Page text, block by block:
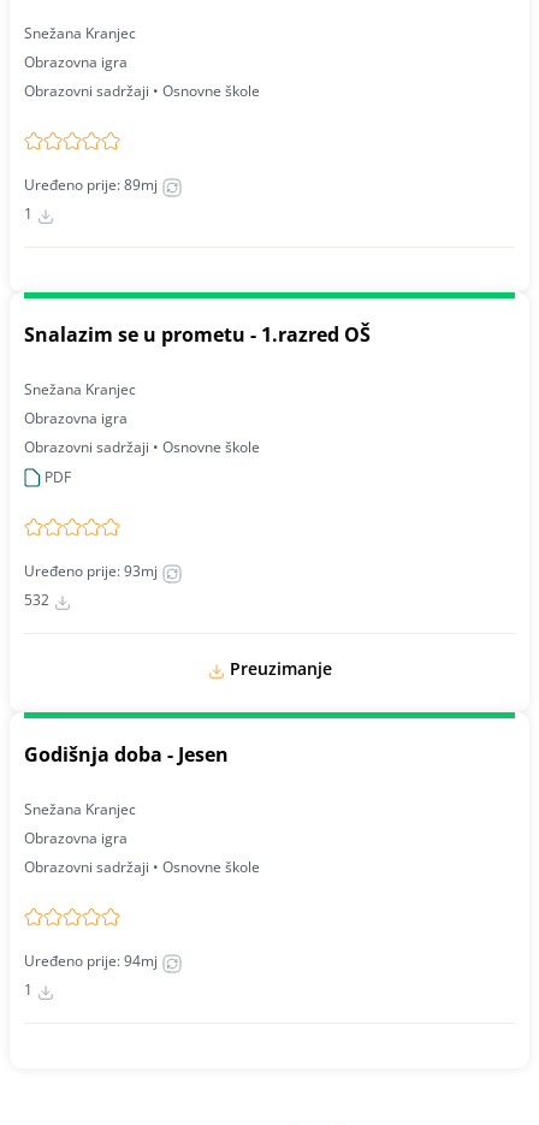
Snežana Kranjec
Obrazovna igra
Obrazovni sadržaji • Osnovne škole
Uređeno prije: 89mj
1
Snalazim se u prometu - 1.razred OŠ
Snežana Kranjec
Obrazovna igra
Obrazovni sadržaji • Osnovne škole
PDF
Uređeno prije: 93mj
532
Preuzimanje
Godišnja doba - Jesen
Snežana Kranjec
Obrazovna igra
Obrazovni sadržaji • Osnovne škole
Uređeno prije: 94mj
1